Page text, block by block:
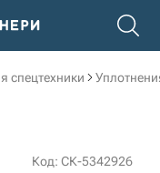
спецтехники
Код: СК-5342926